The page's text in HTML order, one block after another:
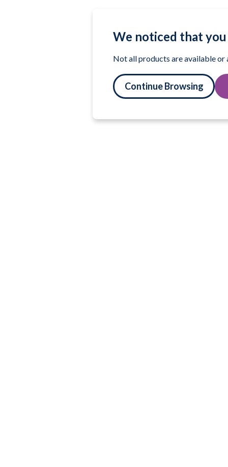
We noticed that
Not all products are available or
Continue Browsing